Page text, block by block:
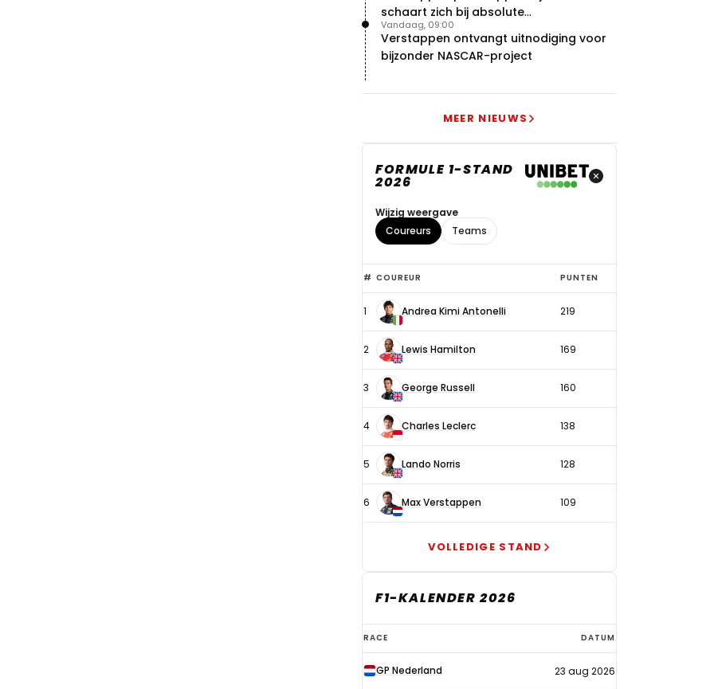
schaart zich bij absolute
buitencategorie
Verstappen ontvangt uitnodiging voor
bijzonder NASCAR-project
Vandaag, 09:00
MEER NIEUWS
FORMULE 1-STAND
2026
Wijzig weergave
Coureurs
Teams
Top
6
coureurs
# COUREUR PUNTEN
1 Andrea Kimi Antonelli 219
2 Lewis Hamilton 169
3 George Russell 160
4 Charles Leclerc 138
5 Lando Norris 128
6 Max Verstappen 109
VOLLEDIGE STAND
F1-KALENDER 2026
F1-
kalender
2026
RACE DATUM
GP Nederland 23 aug 2026